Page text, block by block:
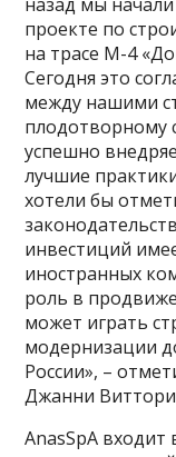
проекте по
на трасе М-4
Сегодня это
между нашими
плодотворному
успешно
лучшие
хотели бы
инвестиций
иностранных
роль в
может играть
модернизации
России», –
Джанни
AnasSpA входит